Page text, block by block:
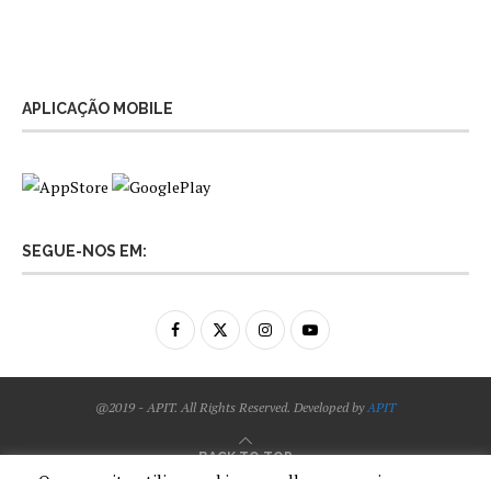
APLICAÇÃO MOBILE
SEGUE-NOS EM:
@2019 - APIT. All Rights Reserved. Developed byAPIT
BACK TO TOP